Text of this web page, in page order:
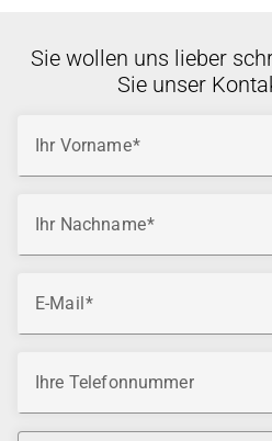
Sie wollen uns lieber
Sie unser
Ihr Vorname
Ihr Nachname
E-Mail
Ihre Telefonnummer